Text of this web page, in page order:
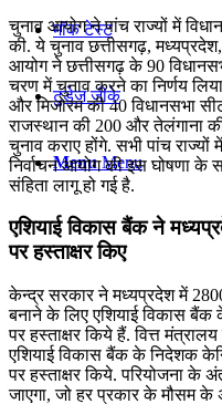
मॉक टेस्ट
टुडेज जीके
Menu Menu
चुनाव आयोग ने पांच राज्यों में
की. ये चुनाव छत्तीसगढ़,
आयोग ने छत्तीसगढ़ के 90
चरण में चुनाव करने का निर्णय
और मिजोरम की 40 विधानसभा
राजस्थान की 200 और तेलंगाना
चुनाव कराए होंगे. सभी पांच राज्यों
निर्वाचन आयोग की इस घोषणा के
संहिता लागू हो गई है.
एशियाई विकास बैंक ने
पर हस्‍ताक्षर किए
केन्द्र सरकार ने मध्यप्रदेश में
बनाने के लिए एशियाई विकास
पर हस्ताक्षर किये हैं. वित्त
एशियाई विकास बैंक के निदेशक
पर हस्ताक्षर किये. परियोजना के
जाएगा, जो हर प्रकार के मौसम